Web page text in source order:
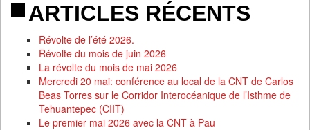
ARTICLES RÉCENTS
Révolte de l’été 2026.
Révolte du mois de juin 2026
La révolte du mois de mai 2026
Mercredi 20 mai: conférence au local de la CNT de Carlos
Beas Torres sur le Corridor Interocéanique de l’Isthme de
Tehuantepec (CIIT)
Le premier mai 2026 avec la CNT à Pau